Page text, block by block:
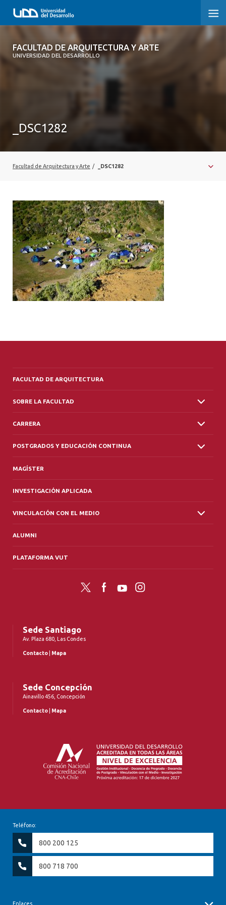
FACULTAD DE ARQUITECTURA Y ARTE
UNIVERSIDAD DEL DESARROLLO
FACULTAD DE ARQUITECTURA Y ARTE
VINCULACIÓN CON EL MEDIO
ALUMNI
PLATAFORMA VUT
_DSC1282
Facultad de Arquitectura y Arte / _DSC1282
FACULTAD DE ARQUITECTURA
SOBRE LA FACULTAD
CARRERA
POSTGRADOS Y EDUCACIÓN CONTINUA
MAGÍSTER
INVESTIGACIÓN APLICADA
VINCULACIÓN CON EL MEDIO
ALUMNI
PLATAFORMA VUT
Twitter FacebookYouTubeInstagram
Sede Santiago
Av. Plaza 680, Las Condes
Contacto Mapa
Sede Concepción
Ainavillo 456, Concepción
Contacto Mapa
Teléfono:
800 200 125
800 718 700
Enlaces